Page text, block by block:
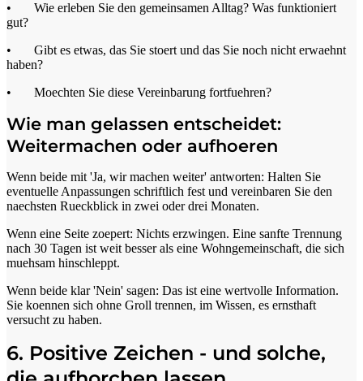
• Wie erleben Sie den gemeinsamen Alltag? Was funktioniert
gut?
• Gibt es etwas, das Sie stoert und das Sie noch nicht erwaehnt
haben?
• Moechten Sie diese Vereinbarung fortfuehren?
Wie man gelassen entscheidet:
Weitermachen oder aufhoeren
Wenn beide mit 'Ja, wir machen weiter' antworten: Halten Sie
eventuelle Anpassungen schriftlich fest und vereinbaren Sie den
naechsten Rueckblick in zwei oder drei Monaten.
Wenn eine Seite zoepert: Nichts erzwingen. Eine sanfte Trennung
nach 30 Tagen ist weit besser als eine Wohngemeinschaft, die sich
muehsam hinschleppt.
Wenn beide klar 'Nein' sagen: Das ist eine wertvolle Information.
Sie koennen sich ohne Groll trennen, im Wissen, es ernsthaft
versucht zu haben.
6. Positive Zeichen - und solche,